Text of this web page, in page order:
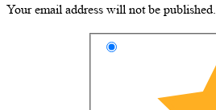
Your email address will not be published.